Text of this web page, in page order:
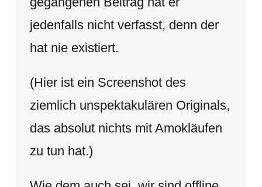
jedenfalls nicht verfasst, denn der
hat nie existiert.
(Hier ist ein Screenshot des
ziemlich unspektakulären Originals,
das absolut nichts mit Amokläufen
zu tun hat.)